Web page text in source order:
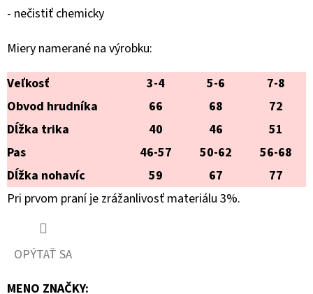
- nečistiť chemicky
Miery namerané na výrobku:
Veľkosť
3-4 5-6
7-8
Obvod hrudníka
66 68
72
Dĺžka trika
40 46
51
Pas
46-57 50-62
56-68
Dĺžka nohavíc
59 67
77
Pri prvom praní je zrážanlivosť materiálu 3%.
OPÝTAŤ SA
MENO ZNAČKY: